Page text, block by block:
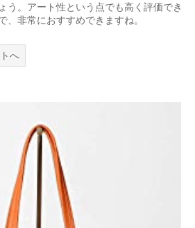
う。アート性という点でも高く評価でき
、非常におすすめできますね。
へ